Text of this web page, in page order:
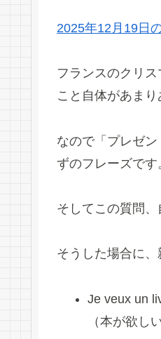
2025年12月19日
フランスのクリ
こと自体があまり
なので「プレゼ
ずのフレーズです
そしてこの質問
そうした場合に、
Je veux un
（本が欲しい